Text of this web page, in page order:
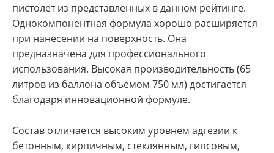
пистолет из представленных в данном рейтинге.
Однокомпонентная формула хорошо расширяется
при нанесении на поверхность. Она
предназначена для профессионального
использования. Высокая производительность (65
литров из баллона объемом 750 мл) достигается
благодаря инновационной формуле.
Состав отличается высоким уровнем адгезии к
бетонным, кирпичным, стеклянным, гипсовым,